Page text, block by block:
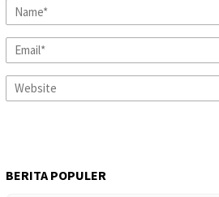
BERITA POPULER